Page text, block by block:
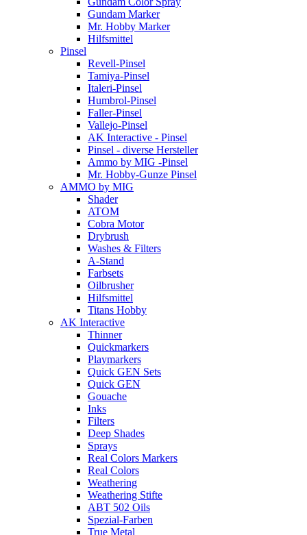
Gundam Marker
Mr. Hobby Marker
Hilfsmittel
Pinsel
Revell-Pinsel
Tamiya-Pinsel
Italeri-Pinsel
Humbrol-Pinsel
Faller-Pinsel
Vallejo-Pinsel
AK Interactive - Pinsel
Pinsel - diverse Hersteller
Ammo by MIG -Pinsel
Mr. Hobby-Gunze Pinsel
AMMO by MIG
Shader
ATOM
Cobra Motor
Drybrush
Washes & Filters
A-Stand
Farbsets
Oilbrusher
Hilfsmittel
Titans Hobby
AK Interactive
Thinner
Quickmarkers
Playmarkers
Quick GEN Sets
Quick GEN
Gouache
Inks
Filters
Deep Shades
Sprays
Real Colors Markers
Real Colors
Weathering
Weathering Stifte
ABT 502 Oils
Spezial-Farben
True Metal